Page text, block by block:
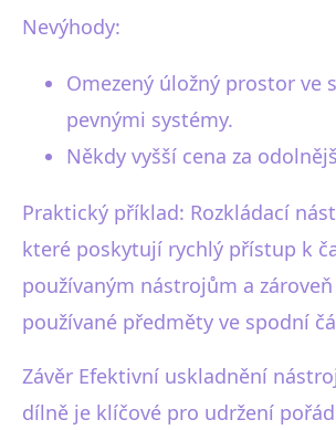
Nevýhody:
Omezený úložný prostor ve
pevnými systémy.
Někdy vyšší cena za
Praktický příklad: Rozkládací
které poskytují rychlý přístup k
používaným nástrojům a
používané předměty ve spodní
Závěr Efektivní uskladnění
dílně je klíčové pro udržení